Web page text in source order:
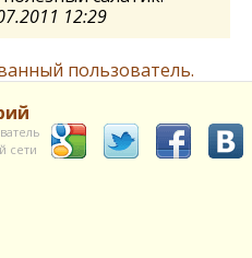
12:29
пользователь.
сети